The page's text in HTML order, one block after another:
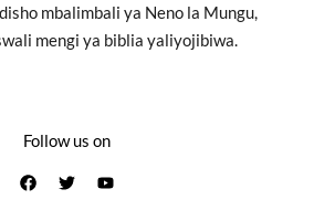
mbalimbali ya Neno la Mungu,
mengi ya biblia yaliyojibiwa.
Follow us on